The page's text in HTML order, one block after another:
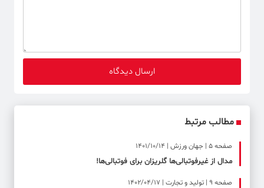
مطالب مرتبط
صفحه ۵ | جهان ورزش | 1401/10/14
مدال از غیرفوتبالی‌ها گلریزان برای فوتبالی‌ها!
صفحه ۹ | تولید و تجارت | 1402/04/17